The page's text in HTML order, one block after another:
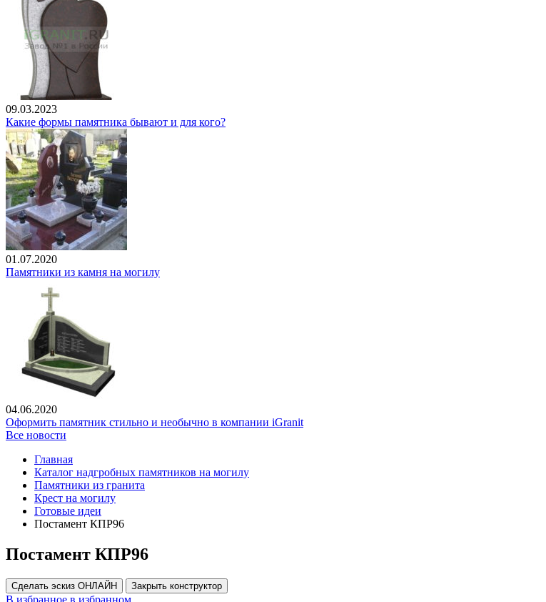
09.03.2023
Какие формы памятника бывают и для кого?
01.07.2020
Памятники из камня на могилу
04.06.2020
Оформить памятник стильно и необычно в компании iGranit
Все новости
Главная
Каталог надгробных памятников на могилу
Памятники из гранита
Крест на могилу
Готовые идеи
Постамент КПР96
Постамент КПР96
Сделать эскиз ОНЛАЙН Закрыть конструктор